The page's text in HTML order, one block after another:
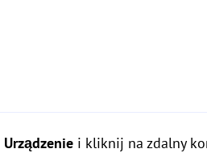
Urządzenie i kliknij na zdalny